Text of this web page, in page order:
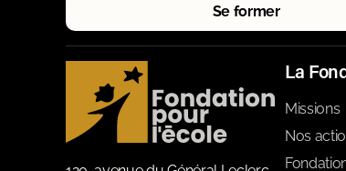
Se former
La
Missions
Nos